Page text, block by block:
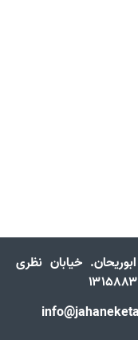
خیابان نظری